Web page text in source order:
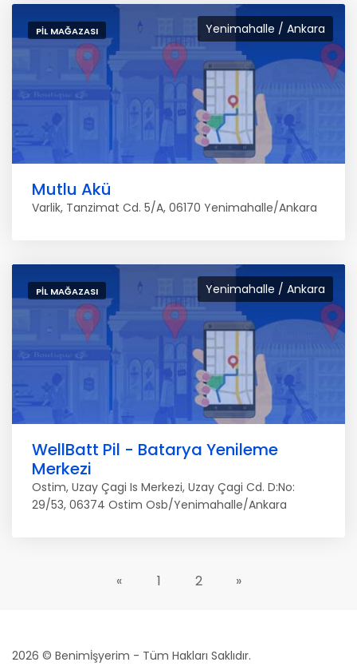
Yenimahalle / Ankara
PIL MAĞAZASI
Mutlu Akü
Varlik, Tanzimat Cd. 5/A, 06170 Yenimahalle/Ankara
Yenimahalle / Ankara
PIL MAĞAZASI
WellBatt Pil - Batarya Yenileme
Merkezi
Ostim, Uzay Çagi Is Merkezi, Uzay Çagi Cd. D:No:
29/53, 06374 Ostim Osb/Yenimahalle/Ankara
« 1 2 »
2026 © Benimİşyerim - Tüm Hakları Saklıdır.